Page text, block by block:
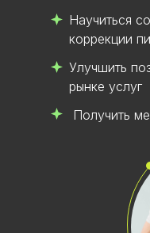
Получить
Улучшить
рынке услуг
Научиться
коррекции